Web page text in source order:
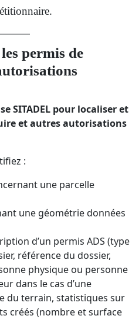
permis de
SITADEL pour localiser et
et autres autorisations
:
une parcelle
une géométrie données
d’un permis ADS (type
référence du dossier,
physique ou personne
dans le cas d’une
du terrain, statistiques sur
créés (nombre et surface